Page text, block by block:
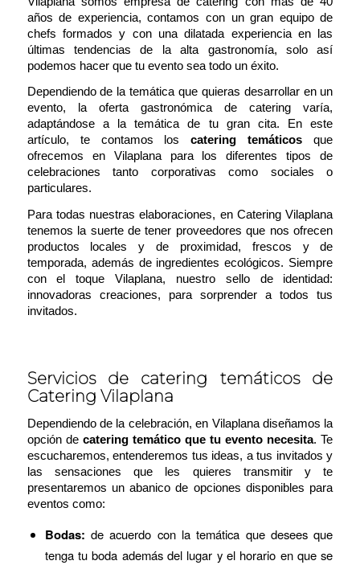
años de experiencia, contamos con un gran equipo de
chefs formados y con una dilatada experiencia en las
últimas tendencias de la alta gastronomía, solo así
podemos hacer que tu evento sea todo un éxito.
Dependiendo de la temática que quieras desarrollar en un
evento, la oferta gastronómica de catering varía,
adaptándose a la temática de tu gran cita. En este
artículo, te contamos loscatering temáticos que
ofrecemos en Vilaplana para los diferentes tipos de
celebraciones tanto corporativas como sociales o
particulares.
Para todas nuestras elaboraciones, en Catering Vilaplana
tenemos la suerte de tener proveedores que nos ofrecen
productos locales y de proximidad, frescos y de
temporada, además de ingredientes ecológicos. Siempre
con el toque Vilaplana, nuestro sello de identidad:
innovadoras creaciones, para sorprender a todos tus
invitados.
Servicios de catering temáticos de
Catering Vilaplana
Dependiendo de la celebración, en Vilaplana diseñamos la
opción de catering temático que tu evento necesita. Te
escucharemos, entenderemos tus ideas, a tus invitados y
las sensaciones que les quieres transmitir y te
presentaremos un abanico de opciones disponibles para
eventos como:
Bodas: de acuerdo con la temática que desees que
tenga tu boda además del lugar y el horario en que se